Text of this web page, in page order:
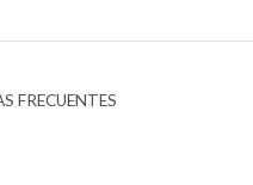
FRECUENTES